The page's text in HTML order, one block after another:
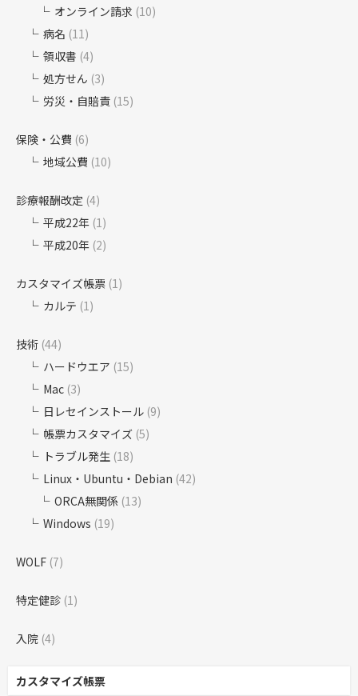
オンライン請求 (10)
病名 (11)
領収書 (4)
処方せん (3)
労災・自賠責 (15)
保険・公費 (6)
地域公費 (10)
診療報酬改定 (4)
平成22年 (1)
平成20年 (2)
カスタマイズ帳票 (1)
カルテ (1)
技術 (44)
ハードウエア (15)
Mac (3)
日レセインストール (9)
帳票カスタマイズ (5)
トラブル発生 (18)
Linux・Ubuntu・Debian (42)
ORCA無関係 (13)
Windows (19)
WOLF (7)
特定健診 (1)
入院 (4)
カスタマイズ帳票